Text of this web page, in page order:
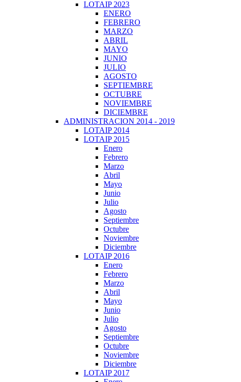
LOTAIP 2023
ENERO
FEBRERO
MARZO
ABRIL
MAYO
JUNIO
JULIO
AGOSTO
SEPTIEMBRE
OCTUBRE
NOVIEMBRE
DICIEMBRE
ADMINISTRACION 2014 - 2019
LOTAIP 2014
LOTAIP 2015
Enero
Febrero
Marzo
Abril
Mayo
Junio
Julio
Agosto
Septiembre
Octubre
Noviembre
Diciembre
LOTAIP 2016
Enero
Febrero
Marzo
Abril
Mayo
Junio
Julio
Agosto
Septiembre
Octubre
Noviembre
Diciembre
LOTAIP 2017